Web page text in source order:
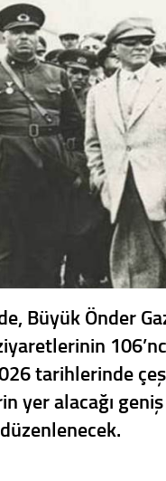
Büyük Önder
tarihlerinde
yer alacağı